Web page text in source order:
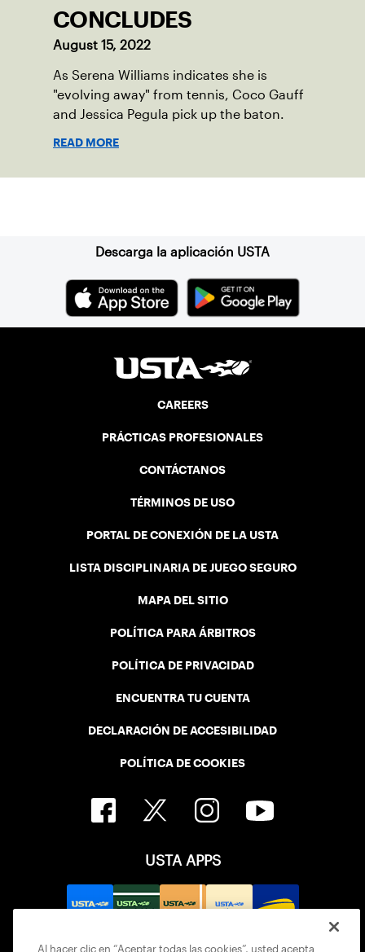
CONCLUDES
August 15, 2022
As Serena Williams indicates she is
"evolving away" from tennis, Coco Gauff
and Jessica Pegula pick up the baton.
READ MORE
Descarga la aplicación USTA
CAREERS
PRÁCTICAS PROFESIONALES
CONTÁCTANOS
TÉRMINOS DE USO
PORTAL DE CONEXIÓN DE LA USTA
LISTA DISCIPLINARIA DE JUEGO SEGURO
MAPA DEL SITIO
POLÍTICA PARA ÁRBITROS
POLÍTICA DE PRIVACIDAD
ENCUENTRA TU CUENTA
DECLARACIÓN DE ACCESIBILIDAD
POLÍTICA DE COOKIES
USTA APPS
Al hacer clic en “Aceptar todas las cookies”, usted acepta